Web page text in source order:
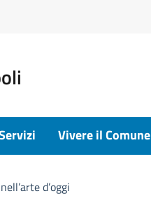
Vivere il Comune
d’oggi